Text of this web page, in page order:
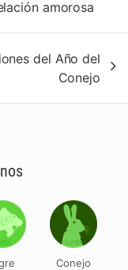
amorosa
del Año del
Conejo
Conejo